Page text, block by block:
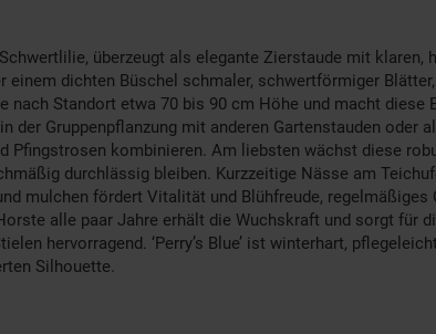
Schwertlilie, überzeugt als elegante Zierstaude mit
einem dichten Büschel schmaler, schwertförmiger
nach Standort etwa 70 bis 90 cm Höhe und macht
Gruppenpflanzung mit anderen Gartenstauden oder
Pfingstrosen kombinieren. Am liebsten wächst diese
durchlässig bleiben. Kurzzeitige Nässe am
mulchen fördert Vitalität und Blühfreude,
alle paar Jahre erhält die Wuchskraft und sorgt für
hervorragend. ‘Perry’s Blue’ ist winterhart,
Silhouette.